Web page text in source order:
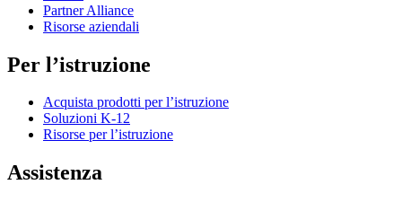
Partner Alliance
Risorse aziendali
Per l’istruzione
Acquista prodotti per l’istruzione
Soluzioni K-12
Risorse per l’istruzione
Assistenza